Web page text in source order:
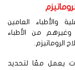
العامين
من الأطباء
معًا لتحديد